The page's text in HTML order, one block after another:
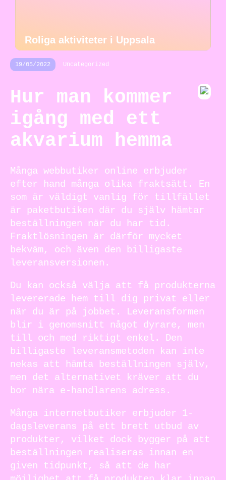
Roliga aktiviteter i Uppsala
19/05/2022 Uncategorized
Hur man kommer
igång med ett
akvarium hemma
Många webbutiker online erbjuder
efter hand många olika fraktsätt. En
som är väldigt vanlig för tillfället
är paketbutiken där du själv hämtar
beställningen när du har tid.
Fraktlösningen är därför mycket
bekväm, och även den billigaste
leveransversionen.
Du kan också välja att få produkterna
levererade hem till dig privat eller
när du är på jobbet. Leveransformen
blir i genomsnitt något dyrare, men
till och med riktigt enkel. Den
billigaste leveransmetoden kan inte
nekas att hämta beställningen själv,
men det alternativet kräver att du
bor nära e-handlarens adress.
Många internetbutiker erbjuder 1-
dagsleverans på ett brett utbud av
produkter, vilket dock bygger på att
beställningen realiseras innan en
given tidpunkt, så att de har